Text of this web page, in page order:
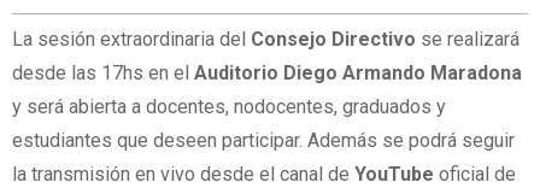
La sesión extraordinaria del Consejo Directivo se realizará
desde las 17hs en el Auditorio Diego Armando Maradona
y será abierta a docentes, nodocentes, graduados y
estudiantes que deseen participar. Además se podrá seguir
la transmisión en vivo desde el canal de YouTube oficial de